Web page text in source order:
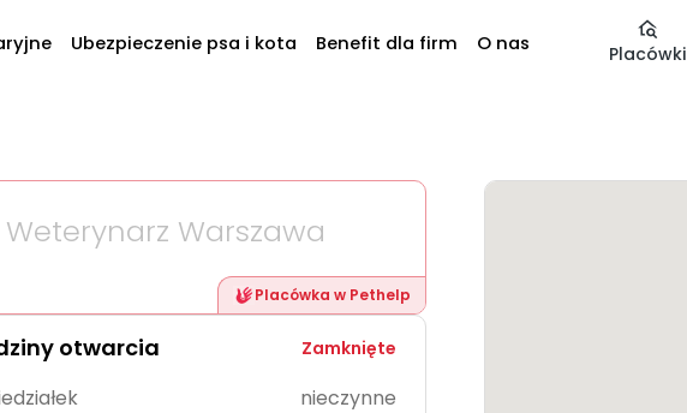
Ubezpieczenie psa i kota Benefit dla firm O nas Placówki
Warszawa
Placówka w Pethelp
otwarcia Zamknięte
nieczynne